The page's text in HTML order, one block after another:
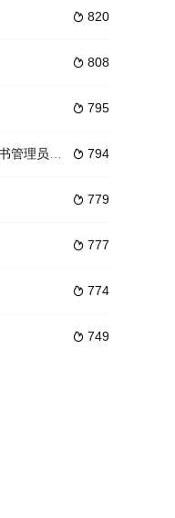
普通的邋遢大叔……一个青
责制作！
于转学首日，击败去年的
 820
 808
 795
 794
段！第二季
 779
 777
 774
 749